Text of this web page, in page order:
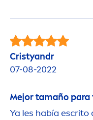
Cristyandr
07-08-2022
Mejor tamaño para
Ya les había